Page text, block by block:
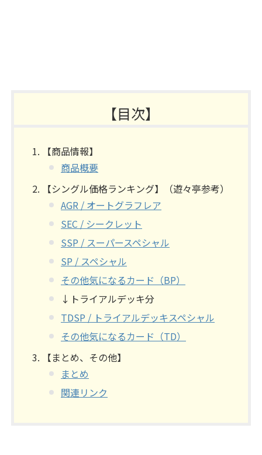
【目次】
【商品情報】
商品概要
【シングル価格ランキング】（遊々亭参考）
AGR / オートグラフレア
SEC / シークレット
SSP / スーパースペシャル
SP / スペシャル
その他気になるカード（BP）
↓トライアルデッキ分
TDSP / トライアルデッキスペシャル
その他気になるカード（TD）
【まとめ、その他】
まとめ
関連リンク